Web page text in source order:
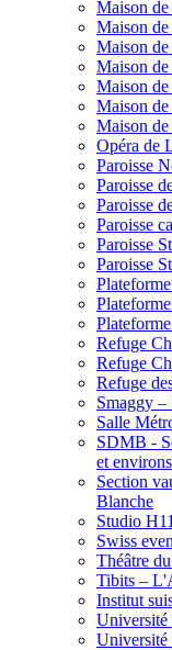
Maison
Maison de
Maison de
Maison de
Maison
Maison
Maison de
Opéra de
Paroisse
Paroisse
Paroisse
Paroisse
Paroisse
Paroisse
Refuge
Refuge
Refuge
Smaggy –
Salle
SDMB -
et environs
Section
Blanche
Studio H11
Swiss
Théâtre
Tibits –
Institut
Université
Université